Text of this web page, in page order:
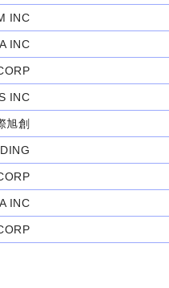
INC
INC
INC
旭創
INC